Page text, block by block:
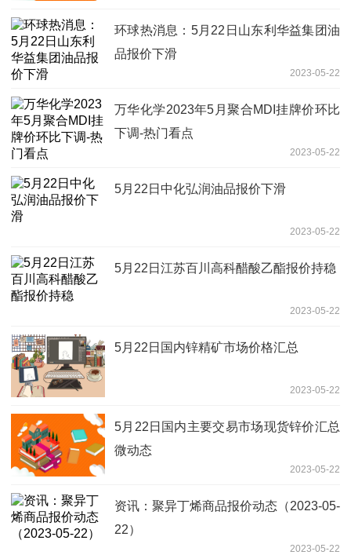
环球热消息：5月22日山东利华益集团油
品报价下滑
2023-05-22
万华化学2023年5月聚合MDI挂牌价环比
下调-热门看点
2023-05-22
5月22日中化弘润油品报价下滑
2023-05-22
5月22日江苏百川高科醋酸乙酯报价持稳
2023-05-22
5月22日国内锌精矿市场价格汇总
2023-05-22
5月22日国内主要交易市场现货锌价汇总
微动态
2023-05-22
资讯：聚异丁烯商品报价动态（2023-05-
22）
2023-05-22